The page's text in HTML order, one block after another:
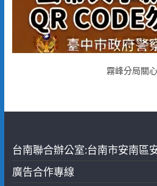
霧峰分局關
台南聯合辦公室:台南市安南區
廣告合作專線